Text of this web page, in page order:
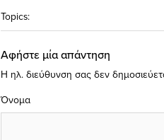
Topics:
Αφήστε μία απάντηση
Η ηλ. διεύθυνση σας δεν
Όνομα